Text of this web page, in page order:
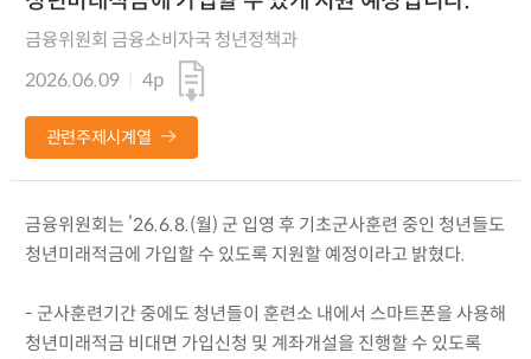
금융위원회 금융소비자국 청년정책과
2026.06.09
4p
관련주제시계열
금융위원회는 ’26.6.8.(월) 군 입영 후 기초군사훈련 중인 청년들도
청년미래적금에 가입할 수 있도록 지원할 예정이라고 밝혔다.
- 군사훈련기간 중에도 청년들이 훈련소 내에서 스마트폰을 사용해
청년미래적금 비대면 가입신청 및 계좌개설을 진행할 수 있도록